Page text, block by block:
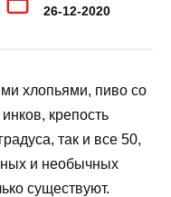
26-12-2020
хлопьями, пиво со
крепость
так и все 50,
и необычных
существуют.